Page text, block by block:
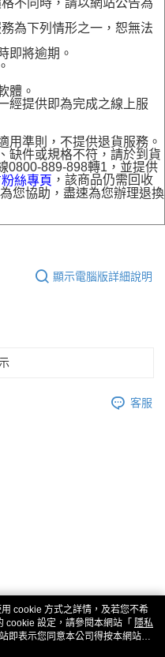
不同時，請以網站公告為
為下列情形之一，恕無法
即將逾期。
體。
經提供即為完成之線上服
用準則，不提供退貨服務。
缺件或規格不符，請於到貨
0800-889-898轉1，並提供
絲專頁 ，該商品仍需回收
您協助，盡速為您辦理退換
顯示電腦版詳細說明
客服
cookie 方式之詳情，及若您不希
cookie 設定，請參閱本網站「 隱私
即表示您同意本公司得按本網站使